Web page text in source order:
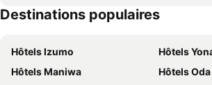
Matsue Plaza Hotel Annex
Tabist
Hotel Alpha-One Matsue
Daiwa Roynet
煎 SEN
Business
Destinations populaires
Hôtels Izumo
Hôtels
Hôtels Maniwa
Hôtels Oda